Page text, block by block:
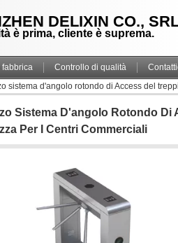
DELIXIN CO.,
è prima, cliente è suprema.
fabbrica Controllo di qualità
sistema d'angolo rotondo di Access del
Sistema D'angolo Rotondo Di
Per I Centri Commerciali